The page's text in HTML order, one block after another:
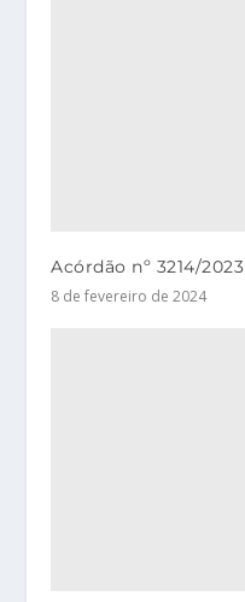
Acórdão nº 3214/2023
8 de fevereiro de 2024